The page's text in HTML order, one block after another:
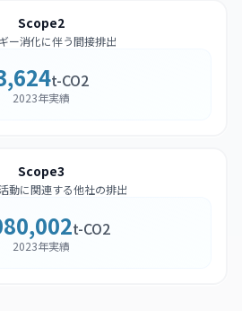
Scope2
ー消化に伴う間接排出
t-CO2
2023年実績
Scope3
動に関連する他社の排出
t-CO2
2023年実績